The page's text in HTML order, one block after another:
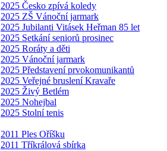
2025 Česko zpívá koledy
2025 ZŠ Vánoční jarmark
2025 Jubilanti Vitásek Heřman 85 let
2025 Setkání seniorů prosinec
2025 Roráty a děti
2025 Vánoční jarmark
2025 Představení prvokomunikantů
2025 Veřejné bruslení Kravaře
2025 Živý Betlém
2025 Nohejbal
2025 Stolní tenis
2011 Ples Oříšku
2011 Tříkrálová sbírka